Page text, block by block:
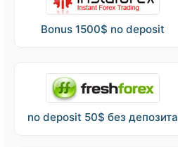
Bonus 1500$ no deposit
no deposit 50$ без депозита